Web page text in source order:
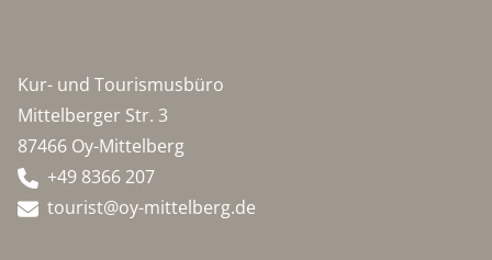
Kur- und Tourismusbüro
Mittelberger Str. 3
87466 Oy-Mittelberg
+49 8366 207
tourist@oy-mittelberg.de